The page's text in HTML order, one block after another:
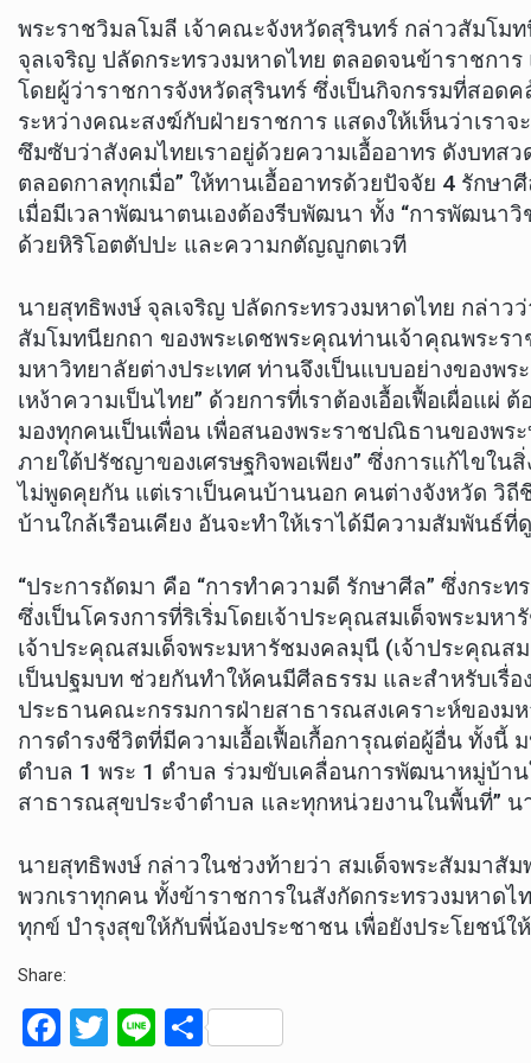
พระราชวิมลโมลี เจ้าคณะจังหวัดสุรินทร์ กล่าวสัมโม
จุลเจริญ ปลัดกระทรวงมหาดไทย ตลอดจนข้าราชกา
โดยผู้ว่าราชการจังหวัดสุรินทร์ ซึ่งเป็นกิจกรรมที่สอ
ระหว่างคณะสงฆ์กับฝ่ายราชการ แสดงให้เห็นว่าเร
ซึมซับว่าสังคมไทยเราอยู่ด้วยความเอื้ออาทร ดังบท
ตลอดกาลทุกเมื่อ” ให้ทานเอื้ออาทรด้วยปัจจัย 4 รัก
เมื่อมีเวลาพัฒนาตนเองต้องรีบพัฒนา ทั้ง “การพัฒน
ด้วยหิริโอตตัปปะ และความกตัญญูกตเวที
นายสุทธิพงษ์ จุลเจริญ ปลัดกระทรวงมหาดไทย กล่า
สัมโมทนียกถา ของพระเดชพระคุณท่านเจ้าคุณพระร
มหาวิทยาลัยต่างประเทศ ท่านจึงเป็นแบบอย่างของพ
เหง้าความเป็นไทย” ด้วยการที่เราต้องเอื้อเฟื้อเผื่อแ
มองทุกคนเป็นเพื่อน เพื่อสนองพระราชปณิธานของพ
ภายใต้ปรัชญาของเศรษฐกิจพอเพียง” ซึ่งการแก้ไขใ
ไม่พูดคุยกัน แต่เราเป็นคนบ้านนอก คนต่างจังหวัด วิถี
บ้านใกล้เรือนเคียง อันจะทำให้เราได้มีความสัมพันธ์
“ประการถัดมา คือ “การทำความดี รักษาศีล” ซึ่งกร
ซึ่งเป็นโครงการที่ริเริ่มโดยเจ้าประคุณสมเด็จพระม
เจ้าประคุณสมเด็จพระมหารัชมงคลมุนี (เจ้าประคุณส
เป็นปฐมบท ช่วยกันทำให้คนมีศีลธรรม และสำหรับเรื่อ
ประธานคณะกรรมการฝ่ายสาธารณสงเคราะห์ของม
การดำรงชีวิตที่มีความเอื้อเฟื้อเกื้อการุณต่อผู้อื่น ทั้ง
ตำบล 1 พระ 1 ตำบล ร่วมขับเคลื่อนการพัฒนาหมู่บ้า
สาธารณสุขประจำตำบล และทุกหน่วยงานในพื้นที่” น
นายสุทธิพงษ์ กล่าวในช่วงท้ายว่า สมเด็จพระสัมมาสัม
พวกเราทุกคน ทั้งข้าราชการในสังกัดกระทรวงมหา
ทุกข์ บำรุงสุขให้กับพี่น้องประชาชน เพื่อยังประโยช
Share:
F
T
Li S